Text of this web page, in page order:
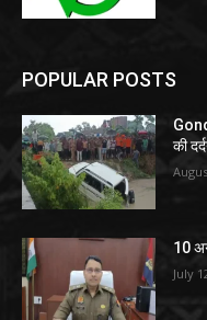
POPULAR POSTS
की
10
July